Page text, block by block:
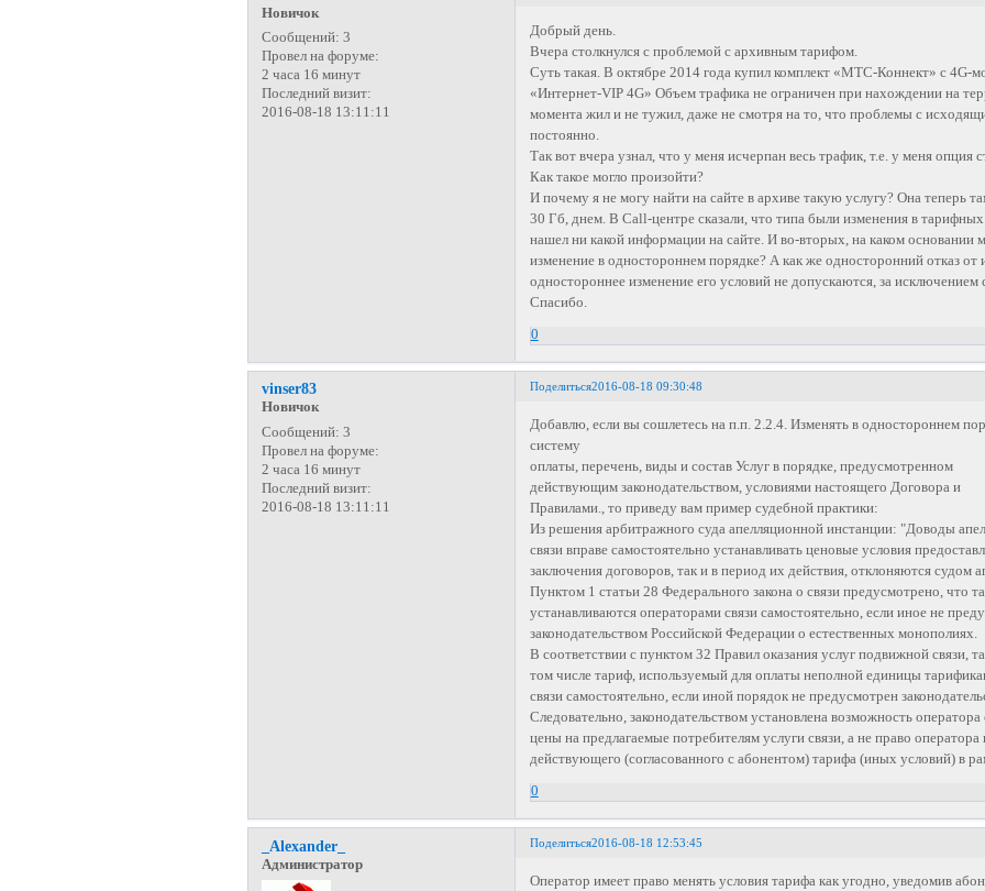
Новичок
Сообщений: 3
Провел на форуме:
2 часа 16 минут
Последний визит:
2016-08-18 13:11:11
Добрый день.
Вчера столкнулся с проблемой с архивным тарифом.
Суть такая. В октябре 2014 года купил комплект «МТС-Коннект» с 4G-
«Интернет-VIP 4G» Объем трафика не ограничен при нахождении на
момента жил и не тужил, даже не смотря на то, что проблемы с
постоянно.
Так вот вчера узнал, что у меня исчерпан весь трафик, т.е. у меня опция
Как такое могло произойти?
И почему я не могу найти на сайте в архиве такую услугу? Она теперь
30 Гб, днем. В Call-центре сказали, что типа были изменения в
нашел ни какой информации на сайте. И во-вторых, на каком основании
изменение в одностороннем порядке? А как же односторонний отказ от
одностороннее изменение его условий не допускаются, за
Спасибо.
0
Поделиться2016-08-18 09:30:48
vinser83
Новичок
Сообщений: 3
Провел на форуме:
2 часа 16 минут
Последний визит:
2016-08-18 13:11:11
Добавлю, если вы сошлетесь на п.п. 2.2.4. Изменять в одностороннем
систему
оплаты, перечень, виды и состав Услуг в порядке, предусмотренном
действующим законодательством, условиями настоящего Договора и
Правилами., то приведу вам пример судебной практики:
Из решения арбитражного суда апелляционной инстанции: "Доводы
связи вправе самостоятельно устанавливать ценовые условия
заключения договоров, так и в период их действия, отклоняются судом
Пунктом 1 статьи 28 Федерального закона о связи предусмотрено, что
устанавливаются операторами связи самостоятельно, если иное не
законодательством Российской Федерации о естественных монополиях.
В соответствии с пунктом 32 Правил оказания услуг подвижной связи,
том числе тариф, используемый для оплаты неполной единицы
связи самостоятельно, если иной порядок не предусмотрен
Следовательно, законодательством установлена возможность
цены на предлагаемые потребителям услуги связи, а не право
действующего (согласованного с абонентом) тарифа (иных условий) в
0
Поделиться2016-08-18 12:53:45
_Alexander_
Администратор
Оператор имеет право менять условия тарифа как угодно, уведомив